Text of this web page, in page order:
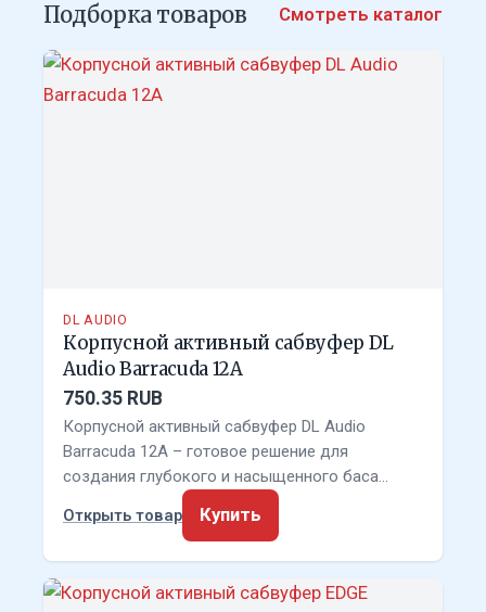
Подборка товаров Смотреть каталог
DL AUDIO
Корпусной активный сабвуфер DL
Audio Barracuda 12A
750.35 RUB
Корпусной активный сабвуфер DL Audio
Barracuda 12A – готовое решение для
создания глубокого и насыщенного баса…
Открыть товар
Купить